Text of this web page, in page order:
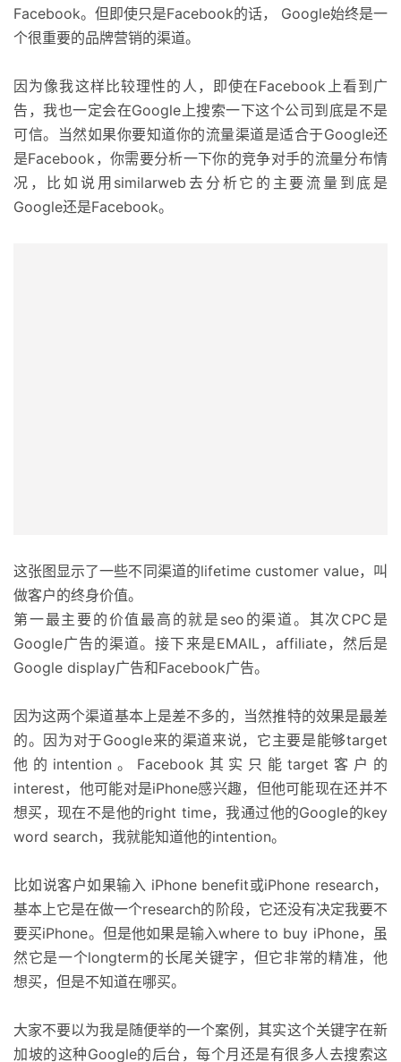
Facebook。但即使只是Facebook的话， Google始终是一
个很重要的品牌营销的渠道。
因为像我这样比较理性的人，即使在Facebook上看到广
告，我也一定会在Google上搜索一下这个公司到底是不是
可信。当然如果你要知道你的流量渠道是适合于Google还
是Facebook，你需要分析一下你的竞争对手的流量分布情
况，比如说用similarweb去分析它的主要流量到底是
Google还是Facebook。
这张图显示了一些不同渠道的lifetime customer value，叫
做客户的终身价值。
第一最主要的价值最高的就是seo的渠道。其次CPC是
Google广告的渠道。接下来是EMAIL，affiliate，然后是
Google display广告和Facebook广告。
因为这两个渠道基本上是差不多的，当然推特的效果是最差
的。因为对于Google来的渠道来说，它主要是能够target
他的intention。Facebook其实只能target客户的
interest，他可能对是iPhone感兴趣，但他可能现在还并不
想买，现在不是他的right time，我通过他的Google的key
word search，我就能知道他的intention。
比如说客户如果输入 iPhone benefit或iPhone research，
基本上它是在做一个research的阶段，它还没有决定我要不
要买iPhone。但是他如果是输入where to buy iPhone，虽
然它是一个longterm的长尾关键字，但它非常的精准，他
想买，但是不知道在哪买。
大家不要以为我是随便举的一个案例，其实这个关键字在新
加坡的这种Google的后台，每个月还是有很多人去搜索这